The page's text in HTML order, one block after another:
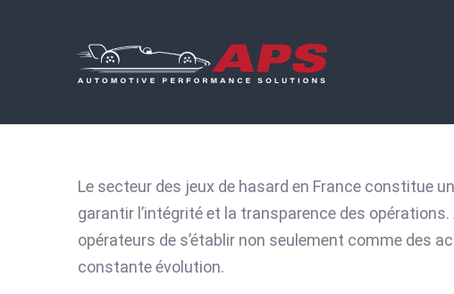
Le secteur des jeux de hasard en France constitue
garantir l’intégrité et la transparence des
opérateurs de s’établir non seulement comme des
constante évolution.